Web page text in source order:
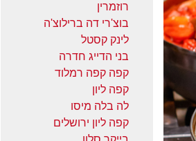
רוזמרין
בוצ'רי דה ברילוצ'ה
לינק קסטל
בני הדייג חדרה
קפה קפה רמלוד
קפה ליון
לה בלה מיסו
קפה ליון ירושלים